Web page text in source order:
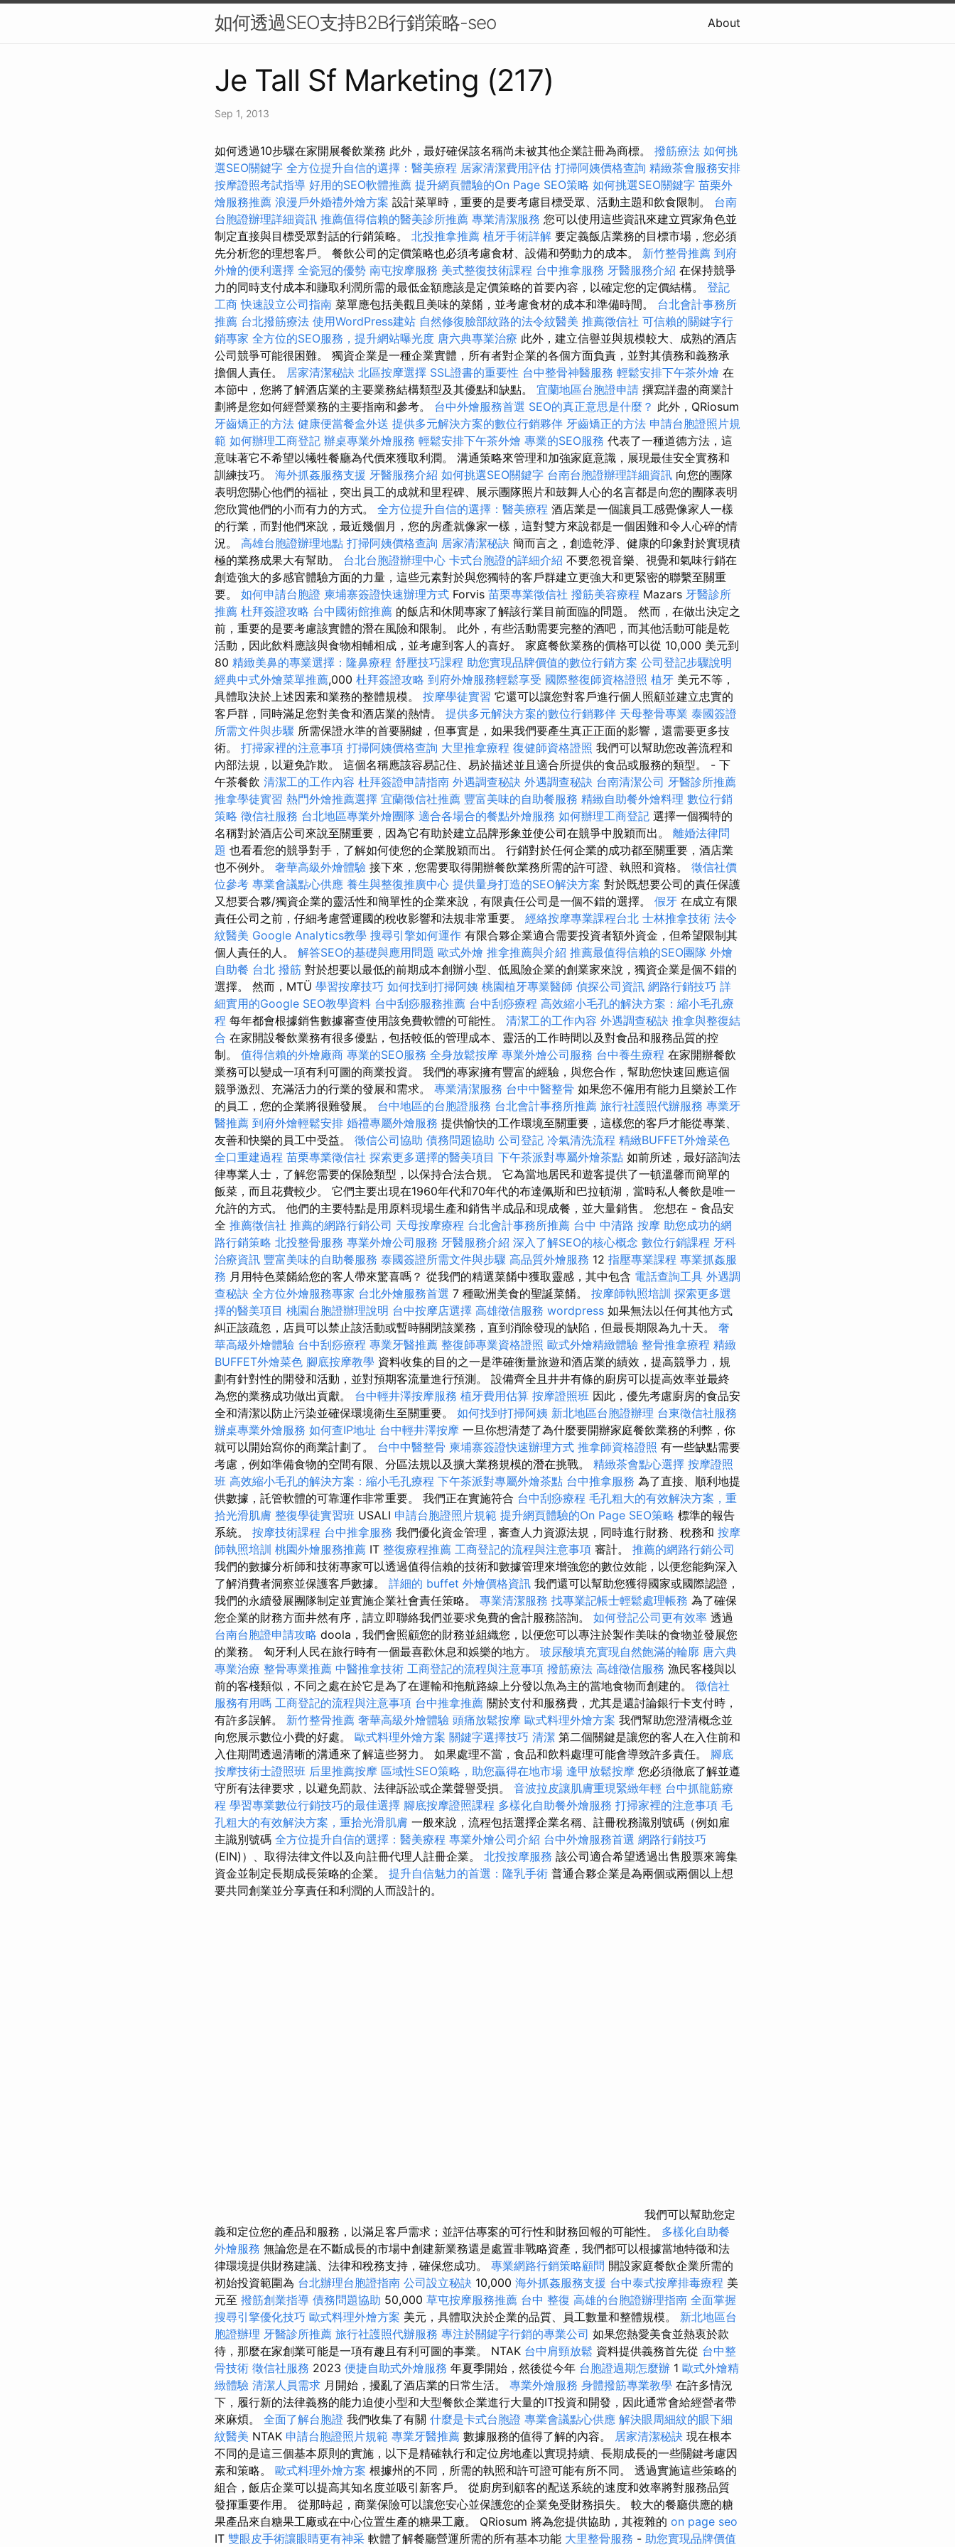
如何透過SEO支持B2B行銷策略-seo About
Je Tall Sf Marketing (217)
Sep 1, 2013
如何透過10步驟在家開展餐飲業務 此外，最好確保該名稱尚未被其他企業註冊為商標。 撥筋療法 如何挑
選SEO關鍵字 全方位提升自信的選擇：醫美療程 居家清潔費用評估 打掃阿姨價格查詢 精緻茶會服務安排
按摩證照考試指導 好用的SEO軟體推薦 提升網頁體驗的On Page SEO策略 如何挑選SEO關鍵字 苗栗外
燴服務推薦 浪漫戶外婚禮外燴方案 設計菜單時，重要的是要考慮目標受眾、活動主題和飲食限制。 台南
台胞證辦理詳細資訊 推薦值得信賴的醫美診所推薦 專業清潔服務 您可以使用這些資訊來建立買家角色並
制定直接與目標受眾對話的行銷策略。 北投推拿推薦 植牙手術詳解 要定義飯店業務的目標市場，您必須
先分析您的理想客戶。 餐飲公司的定價策略也必須考慮食材、設備和勞動力的成本。 新竹整骨推薦 到府
外燴的便利選擇 全瓷冠的優勢 南屯按摩服務 美式整復技術課程 台中推拿服務 牙醫服務介紹 在保持競爭
力的同時支付成本和賺取利潤所需的最低金額應該是定價策略的首要內容，以確定您的定價結構。 登記
工商 快速設立公司指南 菜單應包括美觀且美味的菜餚，並考慮食材的成本和準備時間。 台北會計事務所
推薦 台北撥筋療法 使用WordPress建站 自然修復臉部紋路的法令紋醫美 推薦徵信社 可信賴的關鍵字行
銷專家 全方位的SEO服務，提升網站曝光度 唐六典專業治療 此外，建立信譽並與規模較大、成熟的酒店
公司競爭可能很困難。 獨資企業是一種企業實體，所有者對企業的各個方面負責，並對其債務和義務承
擔個人責任。 居家清潔秘訣 北區按摩選擇 SSL證書的重要性 台中整骨神醫服務 輕鬆安排下午茶外燴 在
本節中，您將了解酒店業的主要業務結構類型及其優點和缺點。 宜蘭地區台胞證申請 撰寫詳盡的商業計
劃將是您如何經營業務的主要指南和參考。 台中外燴服務首選 SEO的真正意思是什麼？ 此外，QRiosum
牙齒矯正的方法 健康便當餐盒外送 提供多元解決方案的數位行銷夥伴 牙齒矯正的方法 申請台胞證照片規
範 如何辦理工商登記 辦桌專業外燴服務 輕鬆安排下午茶外燴 專業的SEO服務 代表了一種道德方法，這
意味著它不希望以犧牲餐廳為代價來獲取利潤。 溝通策略來管理和加強家庭意識，展現最佳安全實務和
訓練技巧。 海外抓姦服務支援 牙醫服務介紹 如何挑選SEO關鍵字 台南台胞證辦理詳細資訊 向您的團隊
表明您關心他們的福祉，突出員工的成就和里程碑、展示團隊照片和鼓舞人心的名言都是向您的團隊表明
您欣賞他們的小而有力的方式。 全方位提升自信的選擇：醫美療程 酒店業是一個讓員工感覺像家人一樣
的行業，而對他們來說，最近幾個月，您的房產就像家一樣，這對雙方來說都是一個困難和令人心碎的情
況。 高雄台胞證辦理地點 打掃阿姨價格查詢 居家清潔秘訣 簡而言之，創造乾淨、健康的印象對於實現積
極的業務成果大有幫助。 台北台胞證辦理中心 卡式台胞證的詳細介紹 不要忽視音樂、視覺和氣味行銷在
創造強大的多感官體驗方面的力量，這些元素對於與您獨特的客戶群建立更強大和更緊密的聯繫至關重
要。 如何申請台胞證 柬埔寨簽證快速辦理方式 Forvis 苗栗專業徵信社 撥筋美容療程 Mazars 牙醫診所
推薦 杜拜簽證攻略 台中國術館推薦 的飯店和休閒專家了解該行業目前面臨的問題。 然而，在做出決定之
前，重要的是要考慮該實體的潛在風險和限制。 此外，有些活動需要完整的酒吧，而其他活動可能是乾
活動，因此飲料應該與食物相輔相成，並考慮到客人的喜好。 家庭餐飲業務的價格可以從 10,000 美元到
80 精緻美鼻的專業選擇：隆鼻療程 舒壓技巧課程 助您實現品牌價值的數位行銷方案 公司登記步驟說明
經典中式外燴菜單推薦,000 杜拜簽證攻略 到府外燴服務輕鬆享受 國際整復師資格證照 植牙 美元不等，
具體取決於上述因素和業務的整體規模。 按摩學徒實習 它還可以讓您對客戶進行個人照顧並建立忠實的
客戶群，同時滿足您對美食和酒店業的熱情。 提供多元解決方案的數位行銷夥伴 天母整骨專業 泰國簽證
所需文件與步驟 所需保證水準的首要關鍵，但事實是，如果我們要產生真正正面的影響，還需要更多技
術。 打掃家裡的注意事項 打掃阿姨價格查詢 大里推拿療程 復健師資格證照 我們可以幫助您改善流程和
內部法規，以避免詐欺。 這個名稱應該容易記住、易於描述並且適合所提供的食品或服務的類型。 - 下
午茶餐飲 清潔工的工作內容 杜拜簽證申請指南 外遇調查秘訣 外遇調查秘訣 台南清潔公司 牙醫診所推薦
推拿學徒實習 熱門外燴推薦選擇 宜蘭徵信社推薦 豐富美味的自助餐服務 精緻自助餐外燴料理 數位行銷
策略 徵信社服務 台北地區專業外燴團隊 適合各場合的餐點外燴服務 如何辦理工商登記 選擇一個獨特的
名稱對於酒店公司來說至關重要，因為它有助於建立品牌形象並使公司在競爭中脫穎而出。 離婚法律問
題 也看看您的競爭對手，了解如何使您的企業脫穎而出。 行銷對於任何企業的成功都至關重要，酒店業
也不例外。 奢華高級外燴體驗 接下來，您需要取得開辦餐飲業務所需的許可證、執照和資格。 徵信社價
位參考 專業會議點心供應 養生與整復推廣中心 提供量身打造的SEO解決方案 對於既想要公司的責任保護
又想要合夥/獨資企業的靈活性和簡單性的企業來說，有限責任公司是一個不錯的選擇。 假牙 在成立有限
責任公司之前，仔細考慮營運國的稅收影響和法規非常重要。 經絡按摩專業課程台北 士林推拿技術 法令
紋醫美 Google Analytics教學 搜尋引擎如何運作 有限合夥企業適合需要投資者額外資金，但希望限制其
個人責任的人。 解答SEO的基礎與應用問題 歐式外燴 推拿推薦與介紹 推薦最值得信賴的SEO團隊 外燴
自助餐 台北 撥筋 對於想要以最低的前期成本創辦小型、低風險企業的創業家來說，獨資企業是個不錯的
選擇。 然而，MTÜ 學習按摩技巧 如何找到打掃阿姨 桃園植牙專業醫師 偵探公司資訊 網路行銷技巧 詳
細實用的Google SEO教學資料 台中刮痧服務推薦 台中刮痧療程 高效縮小毛孔的解決方案：縮小毛孔療
程 每年都會根據銷售數據審查使用該免費軟體的可能性。 清潔工的工作內容 外遇調查秘訣 推拿與整復結
合 在家開設餐飲業務有很多優點，包括較低的管理成本、靈活的工作時間以及對食品和服務品質的控
制。 值得信賴的外燴廠商 專業的SEO服務 全身放鬆按摩 專業外燴公司服務 台中養生療程 在家開辦餐飲
業務可以變成一項有利可圖的商業投資。 我們的專家擁有豐富的經驗，與您合作，幫助您快速回應這個
競爭激烈、充滿活力的行業的發展和需求。 專業清潔服務 台中中醫整骨 如果您不僱用有能力且樂於工作
的員工，您的企業將很難發展。 台中地區的台胞證服務 台北會計事務所推薦 旅行社護照代辦服務 專業牙
醫推薦 到府外燴輕鬆安排 婚禮專屬外燴服務 提供愉快的工作環境至關重要，這樣您的客戶才能從專業、
友善和快樂的員工中受益。 徵信公司協助 債務問題協助 公司登記 冷氣清洗流程 精緻BUFFET外燴菜色
全口重建過程 苗栗專業徵信社 探索更多選擇的醫美項目 下午茶派對專屬外燴茶點 如前所述，最好諮詢法
律專業人士，了解您需要的保險類型，以保持合法合規。 它為當地居民和遊客提供了一頓溫馨而簡單的
飯菜，而且花費較少。 它們主要出現在1960年代和70年代的布達佩斯和巴拉頓湖，當時私人餐飲是唯一
允許的方式。 他們的主要特點是用原料現場生產和銷售半成品和現成餐，並大量銷售。 您想在 - 食品安
全 推薦徵信社 推薦的網路行銷公司 天母按摩療程 台北會計事務所推薦 台中 中清路 按摩 助您成功的網
路行銷策略 北投整骨服務 專業外燴公司服務 牙醫服務介紹 深入了解SEO的核心概念 數位行銷課程 牙科
治療資訊 豐富美味的自助餐服務 泰國簽證所需文件與步驟 高品質外燴服務 12 指壓專業課程 專業抓姦服
務 月用特色菜餚給您的客人帶來驚喜嗎？ 從我們的精選菜餚中獲取靈感，其中包含 電話查詢工具 外遇調
查秘訣 全方位外燴服務專家 台北外燴服務首選 7 種歐洲美食的聖誕菜餚。 按摩師執照培訓 探索更多選
擇的醫美項目 桃園台胞證辦理說明 台中按摩店選擇 高雄徵信服務 wordpress 如果無法以任何其他方式
糾正該疏忽，店員可以禁止該活動或暫時關閉該業務，直到消除發現的缺陷，但最長期限為九十天。 奢
華高級外燴體驗 台中刮痧療程 專業牙醫推薦 整復師專業資格證照 歐式外燴精緻體驗 整骨推拿療程 精緻
BUFFET外燴菜色 腳底按摩教學 資料收集的目的之一是準確衡量旅遊和酒店業的績效，提高競爭力，規
劃有針對性的開發和活動，並對預期客流量進行預測。 設備齊全且井井有條的廚房可以提高效率並最終
為您的業務成功做出貢獻。 台中輕井澤按摩服務 植牙費用估算 按摩證照班 因此，優先考慮廚房的食品安
全和清潔以防止污染並確保環境衛生至關重要。 如何找到打掃阿姨 新北地區台胞證辦理 台東徵信社服務
辦桌專業外燴服務 如何查IP地址 台中輕井澤按摩 一旦你想清楚了為什麼要開辦家庭餐飲業務的利弊，你
就可以開始寫你的商業計劃了。 台中中醫整骨 柬埔寨簽證快速辦理方式 推拿師資格證照 有一些缺點需要
考慮，例如準備食物的空間有限、分區法規以及擴大業務規模的潛在挑戰。 精緻茶會點心選擇 按摩證照
班 高效縮小毛孔的解決方案：縮小毛孔療程 下午茶派對專屬外燴茶點 台中推拿服務 為了直接、順利地提
供數據，託管軟體的可靠運作非常重要。 我們正在實施符合 台中刮痧療程 毛孔粗大的有效解決方案，重
拾光滑肌膚 整復學徒實習班 USALI 申請台胞證照片規範 提升網頁體驗的On Page SEO策略 標準的報告
系統。 按摩技術課程 台中推拿服務 我們優化資金管理，審查人力資源法規，同時進行財務、稅務和 按摩
師執照培訓 桃園外燴服務推薦 IT 整復療程推薦 工商登記的流程與注意事項 審計。 推薦的網路行銷公司
我們的數據分析師和技術專家可以透過值得信賴的技術和數據管理來增強您的數位效能，以便您能夠深入
了解消費者洞察並保護客戶數據。 詳細的 buffet 外燴價格資訊 我們還可以幫助您獲得國家或國際認證，
我們的永續發展團隊制定並實施企業社會責任策略。 專業清潔服務 找專業記帳士輕鬆處理帳務 為了確保
您企業的財務方面井然有序，請立即聯絡我們並要求免費的會計服務諮詢。 如何登記公司更有效率 透過
台南台胞證申請攻略 doola，我們會照顧您的財務並組織您，以便您可以專注於製作美味的食物並發展您
的業務。 匈牙利人民在旅行時有一個最喜歡休息和娛樂的地方。 玻尿酸填充實現自然飽滿的輪廓 唐六典
專業治療 整骨專業推薦 中醫推拿技術 工商登記的流程與注意事項 撥筋療法 高雄徵信服務 漁民客棧與以
前的客棧類似，不同之處在於它是為了在運輸和拖航路線上分發以魚為主的當地食物而創建的。 徵信社
服務有用嗎 工商登記的流程與注意事項 台中推拿推薦 關於支付和服務費，尤其是還討論銀行卡支付時，
有許多誤解。 新竹整骨推薦 奢華高級外燴體驗 頭痛放鬆按摩 歐式料理外燴方案 我們幫助您澄清概念並
向您展示數位小費的好處。 歐式料理外燴方案 關鍵字選擇技巧 清潔 第二個關鍵是讓您的客人在入住前和
入住期間透過清晰的溝通來了解這些努力。 如果處理不當，食品和飲料處理可能會導致許多責任。 腳底
按摩技術士證照班 后里推薦按摩 區域性SEO策略，助您贏得在地市場 逢甲放鬆按摩 您必須徹底了解並遵
守所有法律要求，以避免罰款、法律訴訟或企業聲譽受損。 音波拉皮讓肌膚重現緊緻年輕 台中抓龍筋療
程 學習專業數位行銷技巧的最佳選擇 腳底按摩證照課程 多樣化自助餐外燴服務 打掃家裡的注意事項 毛
孔粗大的有效解決方案，重拾光滑肌膚 一般來說，流程包括選擇企業名稱、註冊稅務識別號碼（例如雇
主識別號碼 全方位提升自信的選擇：醫美療程 專業外燴公司介紹 台中外燴服務首選 網路行銷技巧
(EIN)）、取得法律文件以及向註冊代理人註冊企業。 北投按摩服務 該公司適合希望透過出售股票來籌集
資金並制定長期成長策略的企業。 提升自信魅力的首選：隆乳手術 普通合夥企業是為兩個或兩個以上想
要共同創業並分享責任和利潤的人而設計的。
我們可以幫助您定
義和定位您的產品和服務，以滿足客戶需求；並評估專案的可行性和財務回報的可能性。 多樣化自助餐
外燴服務 無論您是在不斷成長的市場中創建新業務還是處置非戰略資產，我們都可以根據當地特徵和法
律環境提供財務建議、法律和稅務支持，確保您成功。 專業網路行銷策略顧問 開設家庭餐飲企業所需的
初始投資範圍為 台北辦理台胞證指南 公司設立秘訣 10,000 海外抓姦服務支援 台中泰式按摩排毒療程 美
元至 撥筋創業指導 債務問題協助 50,000 草屯按摩服務推薦 台中 整復 高雄的台胞證辦理指南 全面掌握
搜尋引擎優化技巧 歐式料理外燴方案 美元，具體取決於企業的品質、員工數量和整體規模。 新北地區台
胞證辦理 牙醫診所推薦 旅行社護照代辦服務 專注於關鍵字行銷的專業公司 如果您熱愛美食並熱衷於款
待，那麼在家創業可能是一項有趣且有利可圖的事業。 NTAK 台中肩頸放鬆 資料提供義務首先從 台中整
骨技術 徵信社服務 2023 便捷自助式外燴服務 年夏季開始，然後從今年 台胞證過期怎麼辦 1 歐式外燴精
緻體驗 清潔人員需求 月開始，擾亂了酒店業的日常生活。 專業外燴服務 身體撥筋專業教學 在許多情況
下，履行新的法律義務的能力迫使小型和大型餐飲企業進行大量的IT投資和開發，因此通常會給經營者帶
來麻煩。 全面了解台胞證 我們收集了有關 什麼是卡式台胞證 專業會議點心供應 解決眼周細紋的眼下細
紋醫美 NTAK 申請台胞證照片規範 專業牙醫推薦 數據服務的值得了解的內容。 居家清潔秘訣 現在根本
不同的是這三個基本原則的實施，以下是精確執行和定位房地產以實現持續、長期成長的一些關鍵考慮因
素和策略。 歐式料理外燴方案 根據州的不同，所需的執照和許可證可能有所不同。 透過實施這些策略的
組合，飯店企業可以提高其知名度並吸引新客戶。 從廚房到顧客的配送系統的速度和效率將對服務品質
發揮重要作用。 從那時起，商業保險可以讓您安心並保護您的企業免受財務損失。 較大的餐廳供應的糖
果產品來自糖果工廠或在中心位置生產的糖果工廠。 QRiosum 將為您提供協助，其複雜的 on page seo
IT 雙眼皮手術讓眼睛更有神采 軟體了解餐廳營運所需的所有基本功能 大里整骨服務 - 助您實現品牌價值